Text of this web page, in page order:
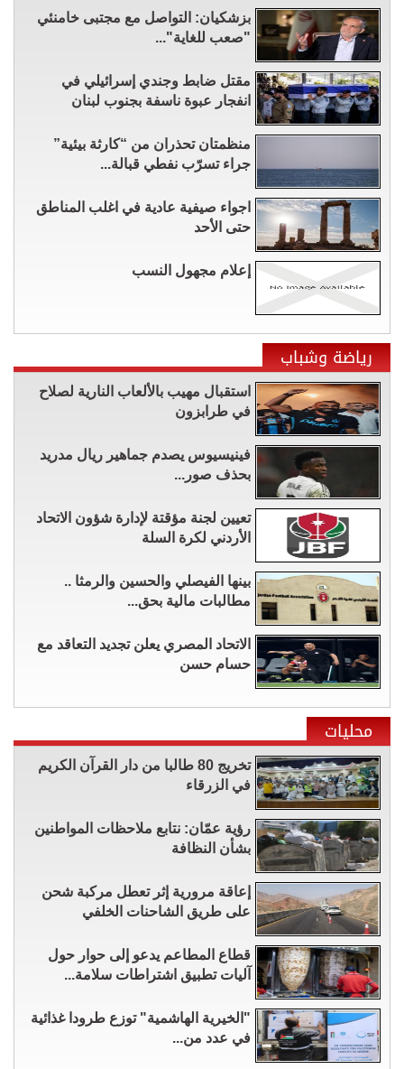
بزشكيان: التواصل مع مجتبى خامنئي
"صعب للغاية"...
مقتل ضابط وجندي إسرائيلي في
انفجار عبوة ناسفة بجنوب لبنان
منظمتان تحذران من “كارثة بيئية”
جراء تسرّب نفطي قبالة...
اجواء صيفية عادية في اغلب المناطق
حتى الأحد
إعلام مجهول النسب
رياضة وشباب
استقبال مهيب بالألعاب النارية لصلاح
في طرابزون
فينيسيوس يصدم جماهير ريال مدريد
بحذف صور...
تعيين لجنة مؤقتة لإدارة شؤون الاتحاد
الأردني لكرة السلة
بينها الفيصلي والحسين والرمثا ..
مطالبات مالية بحق...
الاتحاد المصري يعلن تجديد التعاقد مع
حسام حسن
محليات
تخريج 80 طالبا من دار القرآن الكريم
في الزرقاء
رؤية عمّان: نتابع ملاحظات المواطنين
بشأن النظافة
إعاقة مرورية إثر تعطل مركبة شحن
على طريق الشاحنات الخلفي
قطاع المطاعم يدعو إلى حوار حول
آليات تطبيق اشتراطات سلامة...
"الخيرية الهاشمية" توزع طرودا غذائية
في عدد من...